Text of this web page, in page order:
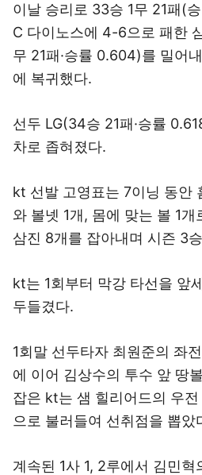
이날 승리로 33승 1무 21패(
C 다이노스에 4-6으로 패한
무 21패·승률 0.604)를 밀어
에 복귀했다.
선두 LG(34승 21패·승률
차로 좁혀졌다.
kt 선발 고영표는 7이닝 동안
와 볼넷 1개, 몸에 맞는 볼 1
삼진 8개를 잡아내며 시즌 3
kt는 1회부터 막강 타선을 앞
두들겼다.
1회말 선두타자 최원준의 좌
에 이어 김상수의 투수 앞 땅
잡은 kt는 샘 힐리어드의 우
으로 불러들여 선취점을 뽑았
계속된 1사 1, 2루에서 김민